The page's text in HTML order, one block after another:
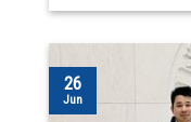
26
Jun